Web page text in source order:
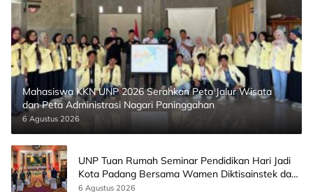
Mahasiswa KKN UNP 2026 Serahkan Peta Jalur Wisata
dan Peta Administrasi Nagari Paninggahan
6 Agustus 2026
UNP Tuan Rumah Seminar Pendidikan Hari Jadi
Kota Padang Bersama Wamen Diktisainstek dan
CEO EMGS Malaysia
6 Agustus 2026